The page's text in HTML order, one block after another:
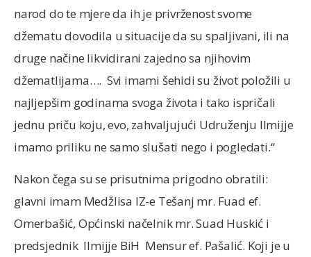
narod do te mjere da ih je privrženost svome
džematu dovodila u situacije da su spaljivani, ili na
druge načine likvidirani zajedno sa njihovim
džematlijama…. Svi imami šehidi su život položili u
najljepšim godinama svoga života i tako ispričali
jednu priču koju, evo, zahvaljujući Udruženju Ilmijje
imamo priliku ne samo slušati nego i pogledati.“
Nakon čega su se prisutnima prigodno obratili:
glavni imam Medžlisa IZ-e Tešanj mr. Fuad ef.
Omerbašić, Općinski načelnik mr. Suad Huskić i
predsjednik Ilmijje BiH Mensur ef. Pašalić. Koji je u